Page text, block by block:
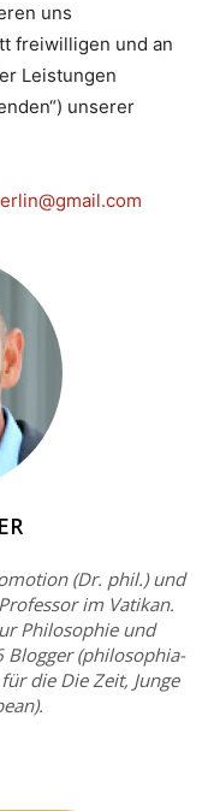
uns
freiwilligen und an
Leistungen
unserer
(Dr. phil.) und
im Vatikan.
Philosophie und
Blogger (philosophia-
die Die Zeit, Junge